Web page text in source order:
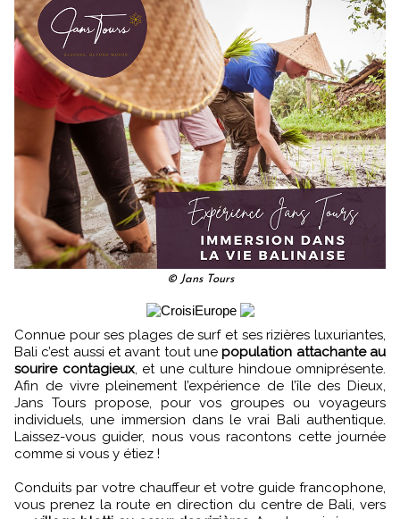
© Jans Tours
Connue pour ses plages de surf et ses rizières luxuriantes,
Bali c’est aussi et avant tout unepopulation attachante au
sourire contagieux, et une culture hindoue omniprésente.
Afin de vivre pleinement l’expérience de l’île des Dieux,
Jans Tours propose, pour vos groupes ou voyageurs
individuels, une immersion dans le vrai Bali authentique.
Laissez-vous guider, nous vous racontons cette journée
comme si vous y étiez !
Conduits par votre chauffeur et votre guide francophone,
vous prenez la route en direction du centre de Bali, vers